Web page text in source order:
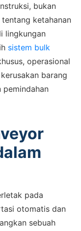
bukan
ketahanan
lingkungan
sistem bulk
operasional
barang
pemindahan
pada
otomatis dan
sebuah